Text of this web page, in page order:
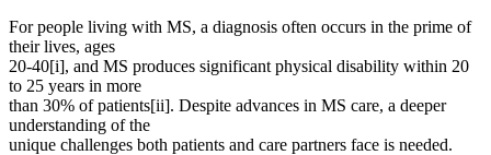
For people living with MS, a diagnosis often occurs in the prime of
their lives, ages
20-40[i], and MS produces significant physical disability within 20
to 25 years in more
than 30% of patients[ii]. Despite advances in MS care, a deeper
understanding of the
unique challenges both patients and care partners face is needed.